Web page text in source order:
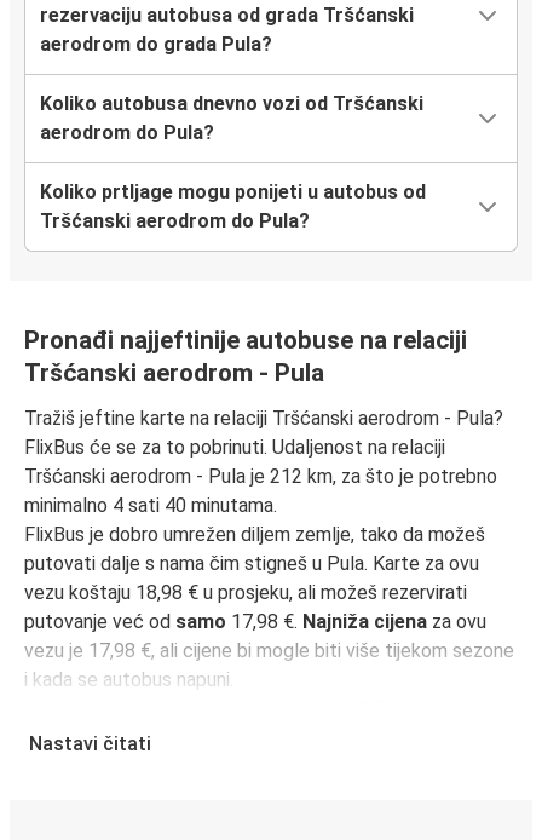
rezervaciju autobusa od grada Tršćanski
aerodrom do grada Pula?
Koliko autobusa dnevno vozi od Tršćanski
aerodrom do Pula?
Koliko prtljage mogu ponijeti u autobus od
Tršćanski aerodrom do Pula?
Pronađi najjeftinije autobuse na relaciji
Tršćanski aerodrom - Pula
Tražiš jeftine karte na relaciji Tršćanski aerodrom - Pula?
FlixBus će se za to pobrinuti. Udaljenost na relaciji
Tršćanski aerodrom - Pula je 212 km, za što je potrebno
minimalno 4 sati 40 minutama.
FlixBus je dobro umrežen diljem zemlje, tako da možeš
putovati dalje s nama čim stigneš u Pula. Karte za ovu
vezu koštaju 18,98 € u prosjeku, ali možeš rezervirati
putovanje već od samo 17,98 €. Najniža cijena za ovu
vezu je 17,98 €, ali cijene bi mogle biti više tijekom sezone
i kada se autobus napuni.
rezerviraj unaprijed
Nastavi čitati